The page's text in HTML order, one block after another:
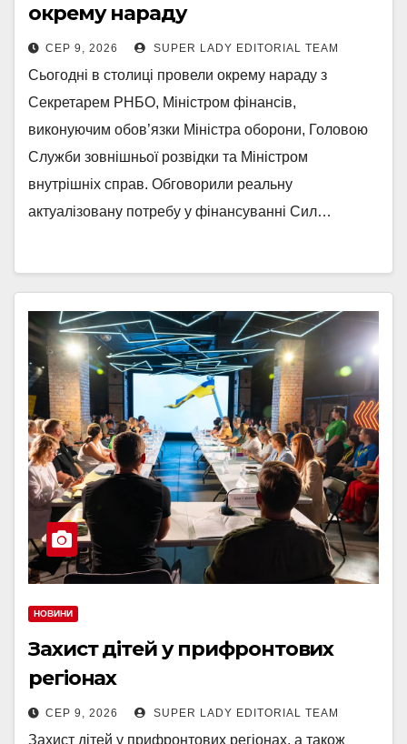
окрему нараду
СЕР 9, 2026 SUPER LADY EDITORIAL TEAM
Сьогодні в столиці провели окрему нараду з
Секретарем РНБО, Міністром фінансів,
виконуючим обов’язки Міністра оборони, Головою
Служби зовнішньої розвідки та Міністром
внутрішніх справ. Обговорили реальну
актуалізовану потребу у фінансуванні Сил…
НОВИНИ
Захист дітей у прифронтових
регіонах
СЕР 9, 2026 SUPER LADY EDITORIAL TEAM
Захист дітей у прифронтових регіонах, а також